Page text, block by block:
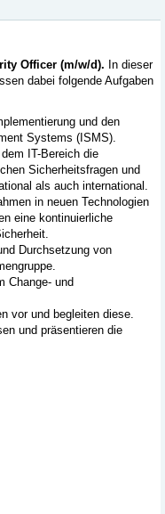
Officer (m/w/d). In dieser
dabei folgende Aufgaben
und den
Systems (ISMS).
IT-Bereich die
Sicherheitsfragen und
als auch international.
in neuen Technologien
eine kontinuierliche
Durchsetzung von
Change- und
vor und begleiten diese.
und präsentieren die